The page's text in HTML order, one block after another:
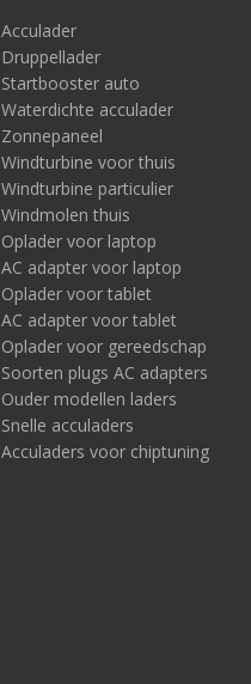
Acculader
Druppellader
Startbooster auto
Waterdichte acculader
Zonnepaneel
Windturbine voor thuis
Windturbine particulier
Windmolen thuis
Oplader voor laptop
AC adapter voor laptop
Oplader voor tablet
AC adapter voor tablet
Oplader voor gereedschap
Soorten plugs AC adapters
Ouder modellen laders
Snelle acculaders
Acculaders voor chiptuning